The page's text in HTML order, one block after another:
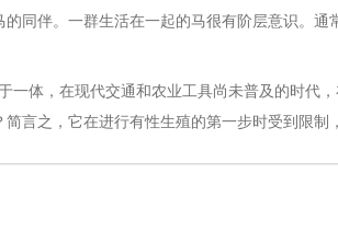
同伴。一群生活在一起的马很有阶层意识。通
马作为领袖。为了争夺领袖地位或新马来挑战
一体，在现代交通和农业工具尚未普及的时代
言之，它在进行有性生殖的第一步时受到限制